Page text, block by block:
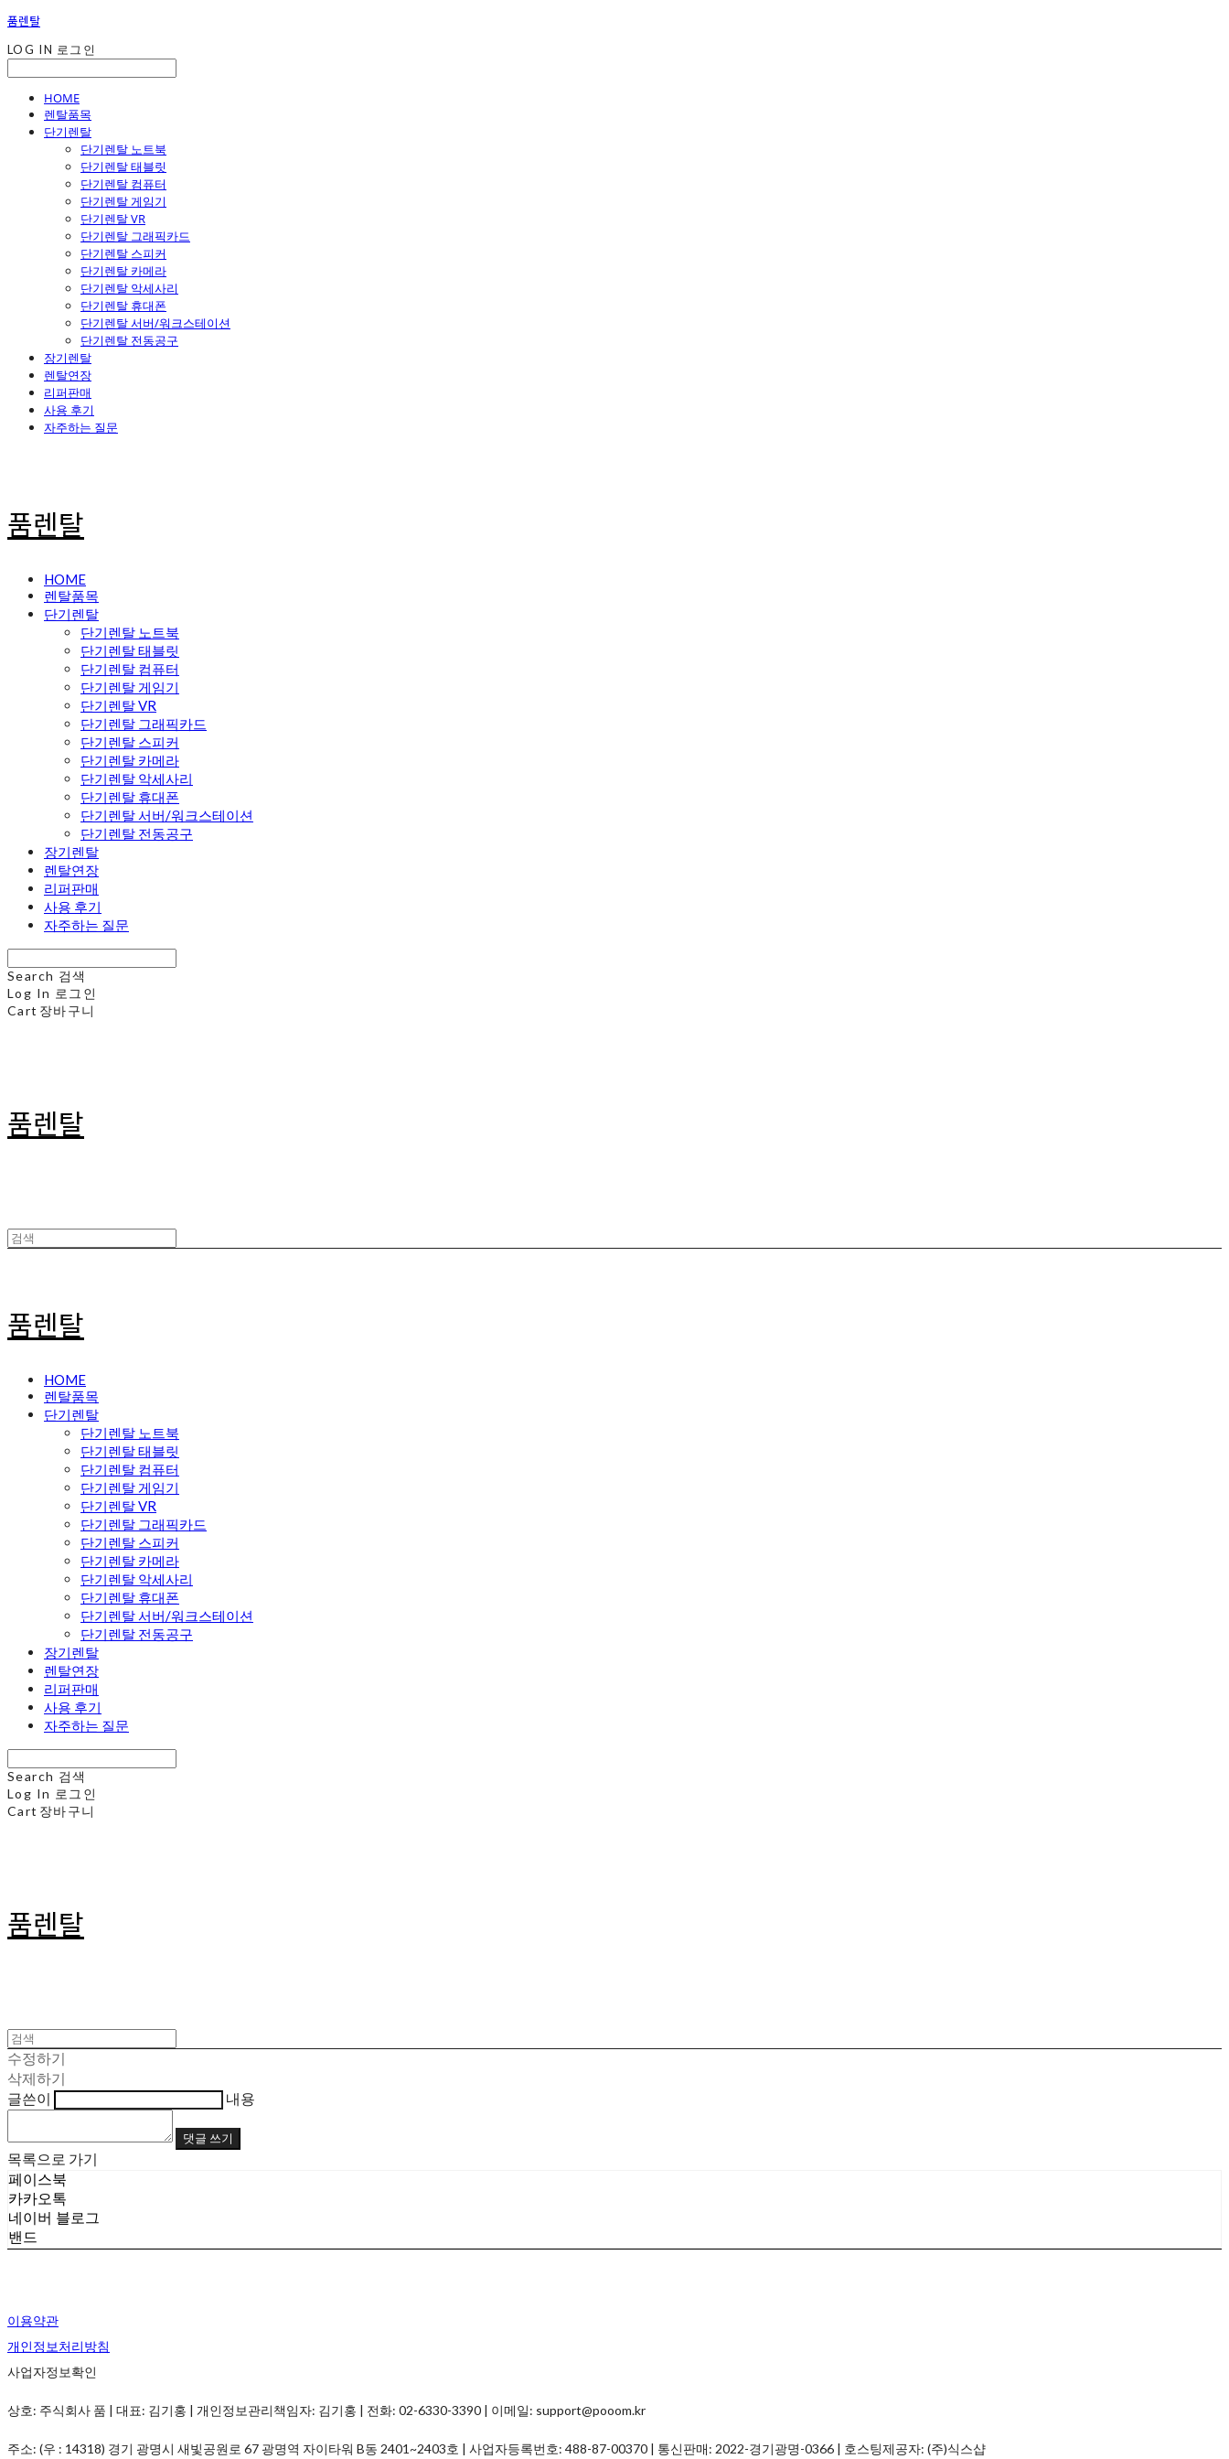
품렌탈
LOG IN 로그인
HOME
렌탈품목
단기렌탈
단기렌탈 노트북
단기렌탈 태블릿
단기렌탈 컴퓨터
단기렌탈 게임기
단기렌탈 VR
단기렌탈 그래픽카드
단기렌탈 스피커
단기렌탈 카메라
단기렌탈 악세사리
단기렌탈 휴대폰
단기렌탈 서버/워크스테이션
단기렌탈 전동공구
장기렌탈
렌탈연장
리퍼판매
사용 후기
자주하는 질문
품렌탈
HOME
렌탈품목
단기렌탈
단기렌탈 노트북
단기렌탈 태블릿
단기렌탈 컴퓨터
단기렌탈 게임기
단기렌탈 VR
단기렌탈 그래픽카드
단기렌탈 스피커
단기렌탈 카메라
단기렌탈 악세사리
단기렌탈 휴대폰
단기렌탈 서버/워크스테이션
단기렌탈 전동공구
장기렌탈
렌탈연장
리퍼판매
사용 후기
자주하는 질문
Search 검색
Log In 로그인
Cart 장바구니
품렌탈
품렌탈
HOME
렌탈품목
단기렌탈
단기렌탈 노트북
단기렌탈 태블릿
단기렌탈 컴퓨터
단기렌탈 게임기
단기렌탈 VR
단기렌탈 그래픽카드
단기렌탈 스피커
단기렌탈 카메라
단기렌탈 악세사리
단기렌탈 휴대폰
단기렌탈 서버/워크스테이션
단기렌탈 전동공구
장기렌탈
렌탈연장
리퍼판매
사용 후기
자주하는 질문
Search 검색
Log In 로그인
Cart 장바구니
품렌탈
수정하기
삭제하기
글쓴이
내용
댓글 쓰기
목록으로 가기
페이스북
카카오톡
네이버 블로그
밴드
이용약관
개인정보처리방침
사업자정보확인
상호: 주식회사 품 | 대표: 김기홍 | 개인정보관리책임자: 김기홍 | 전화: 02-6330-3390 | 이메일: support@pooom.kr
주소: (우 : 14318) 경기 광명시 새빛공원로 67 광명역 자이타워 B동 2401~2403호 | 사업자등록번호: 488-87-00370 | 통신판매: 2022-경기광명-0366 | 호스팅제공자: (주)식스샵